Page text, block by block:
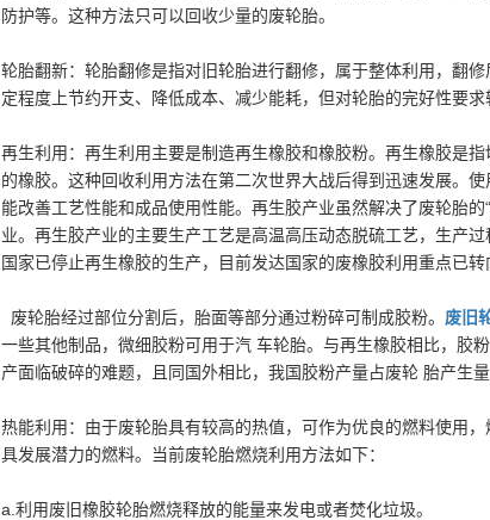
防护等。这种方法只可以回收少量的废轮胎。
轮胎翻新：轮胎翻修是指对旧轮胎进行翻修，属于整体利用，翻
定程度上节约开支、降低成本、减少能耗，但对轮胎的完好性要
再生利用：再生利用主要是制造再生橡胶和橡胶粉。再生橡胶是
的橡胶。这种回收利用方法在第二次世界大战后得到迅速发展。
能改善工艺性能和成品使用性能。再生胶产业虽然解决了废轮胎
业。再生胶产业的主要生产工艺是高温高压动态脱硫工艺，生产
国家已停止再生橡胶的生产，目前发达国家的废橡胶利用重点已转
废轮胎经过部位分割后，胎面等部分通过粉碎可制成胶粉。 废旧
一些其他制品，微细胶粉可用于汽 车轮胎。与再生橡胶相比，胶
产面临破碎的难题，且同国外相比，我国胶粉产量占废轮 胎产生量
热能利用：由于废轮胎具有较高的热值，可作为优良的燃料使用
具发展潜力的燃料。当前废轮胎燃烧利用方法如下：
a.利用废旧橡胶轮胎燃烧释放的能量来发电或者焚化垃圾。